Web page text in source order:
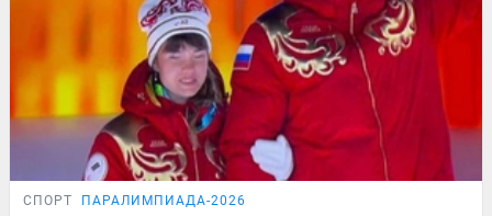
СПОРТ ПАРАЛИМПИАДА-2026